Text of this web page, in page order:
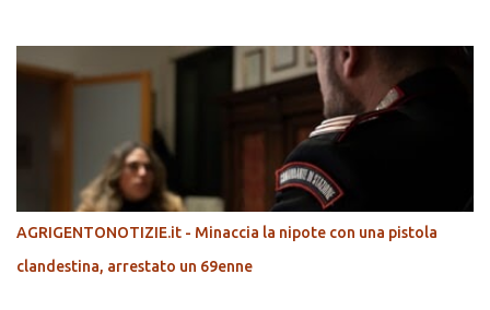
AGRIGENTONOTIZIE.it - Minaccia la nipote con una pistola
clandestina, arrestato un 69enne